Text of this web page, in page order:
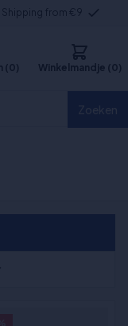
Shipping from €9
(0) Winkelmandje (0)